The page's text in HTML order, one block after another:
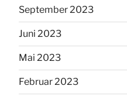
September 2023
Juni 2023
Mai 2023
Februar 2023